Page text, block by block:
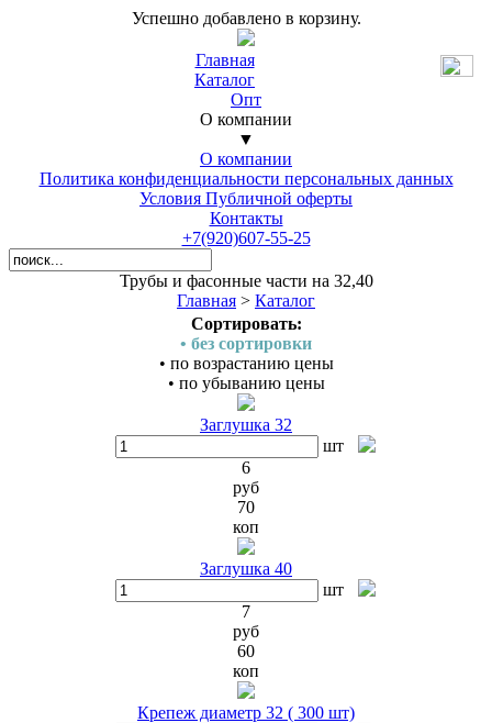
Успешно добавлено в корзину.
Главная
Каталог
Опт
О компании
▼
О компании
Политика конфиденциальности персональных данных
Условия Публичной оферты
Контакты
+7(920)607-55-25
Трубы и фасонные части на 32,40
Главная > Каталог
Сортировать:
• без сортировки
• по возрастанию цены
• по убыванию цены
Заглушка 32
шт
6
руб
70
коп
Заглушка 40
шт
7
руб
60
коп
Крепеж диаметр 32 ( 300 шт)